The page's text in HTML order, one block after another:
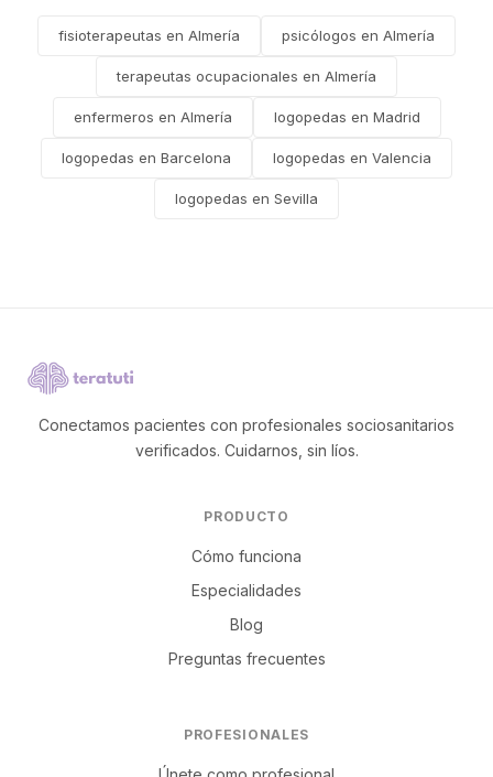
fisioterapeutas en Almería psicólogos en Almería
terapeutas ocupacionales en Almería
enfermeros en Almería logopedas en Madrid
logopedas en Barcelona logopedas en Valencia
logopedas en Sevilla
Conectamos pacientes con profesionales sociosanitarios
verificados. Cuidarnos, sin líos.
PRODUCTO
Cómo funciona
Especialidades
Blog
Preguntas frecuentes
PROFESIONALES